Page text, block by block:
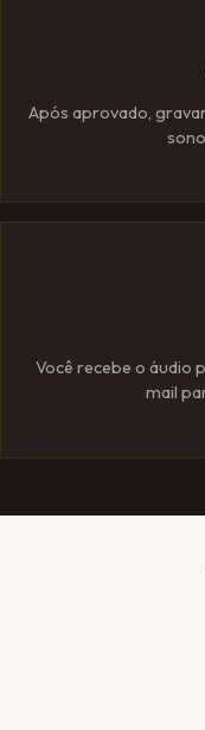
Após aprovado,
Você recebe o áudio
mail